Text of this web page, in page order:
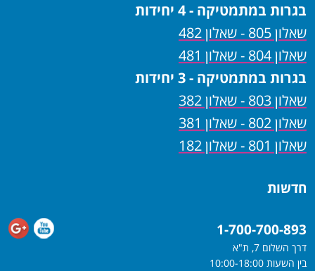
בגרות במתמטיקה - 4 יחידות
שאלון 805 - שאלון 482
שאלון 804 - שאלון 481
בגרות במתמטיקה - 3 יחידות
שאלון 803 - שאלון 382
שאלון 802 - שאלון 381
שאלון 801 - שאלון 182
חדשות
1-700-700-893
דרך השלום 7, ת"א
בין השעות 10:00-18:00